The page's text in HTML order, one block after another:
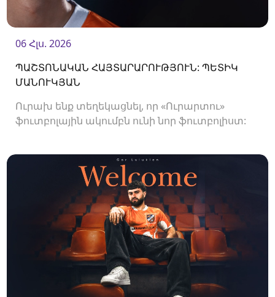
06 Հլս. 2026
ՊԱՇՏՈՆԱԿԱՆ ՀԱՅՏԱՐԱՐՈՒԹՅՈՒՆ: ՊԵՏԻԿ
ՄԱՆՈՒԿՅԱՆ
Ուրախ ենք տեղեկացնել, որ «Ուրարտու»
ֆուտբոլային ակումբն ունի նոր ֆուտբոլիստ: